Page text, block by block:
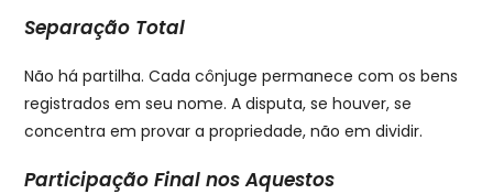
Separação Total
Não há partilha. Cada cônjuge permanece com os bens
registrados em seu nome. A disputa, se houver, se
concentra em provar a propriedade, não em dividir.
Participação Final nos Aquestos